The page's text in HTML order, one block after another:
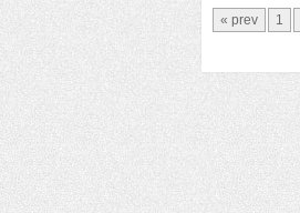
« prev 1